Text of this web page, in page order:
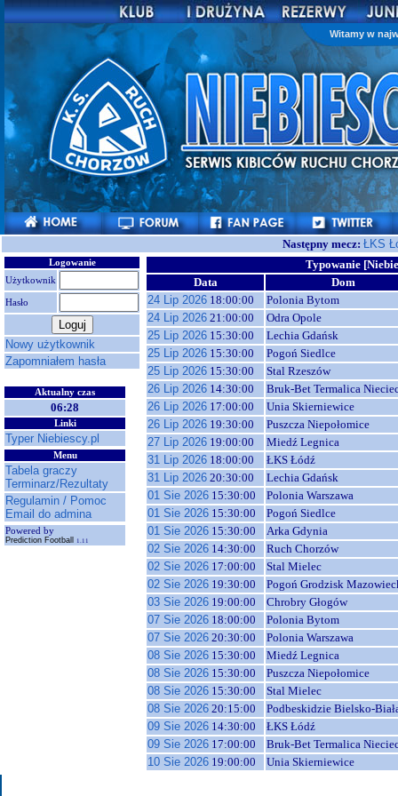
Witamy w
Następny mecz: ŁKS
Logowanie
Użytkownik
Hasło
Nowy użytkownik
Zapomniałem hasła
Aktualny czas
06:28
Linki
Typer Niebiescy.pl
Menu
Tabela graczy
Terminarz/Rezultaty
Regulamin / Pomoc
Email do admina
Powered by
Prediction Football 1.11
Typowanie
Data
Dom
24 Lip 2026 18:00:00
Polonia Bytom
24 Lip 2026 21:00:00
Odra Opole
25 Lip 2026 15:30:00
Lechia Gdańsk
25 Lip 2026 15:30:00
Pogoń Siedlce
25 Lip 2026 15:30:00
Stal Rzeszów
26 Lip 2026 14:30:00
Bruk-Bet Termalica
26 Lip 2026 17:00:00
Unia Skierniewice
26 Lip 2026 19:30:00
Puszcza Niepołomice
27 Lip 2026 19:00:00
Miedź Legnica
31 Lip 2026 18:00:00
ŁKS Łódź
31 Lip 2026 20:30:00
Lechia Gdańsk
01 Sie 2026 15:30:00
Polonia Warszawa
01 Sie 2026 15:30:00
Pogoń Siedlce
01 Sie 2026 15:30:00
Arka Gdynia
02 Sie 2026 14:30:00
Ruch Chorzów
02 Sie 2026 17:00:00
Stal Mielec
02 Sie 2026 19:30:00
Pogoń Grodzisk
03 Sie 2026 19:00:00
Chrobry Głogów
07 Sie 2026 18:00:00
Polonia Bytom
07 Sie 2026 20:30:00
Polonia Warszawa
08 Sie 2026 15:30:00
Miedź Legnica
08 Sie 2026 15:30:00
Puszcza Niepołomice
08 Sie 2026 15:30:00
Stal Mielec
08 Sie 2026 20:15:00
Podbeskidzie Bielsko-
09 Sie 2026 14:30:00
ŁKS Łódź
09 Sie 2026 17:00:00
Bruk-Bet Termalica
10 Sie 2026 19:00:00 Unia Skierniewice